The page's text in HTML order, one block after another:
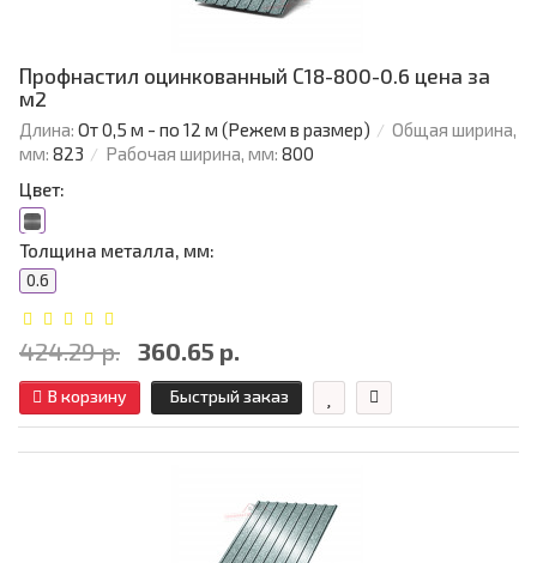
Профнастил оцинкованный С18-800-0.6 цена за
м2
Длина: От 0,5 м - по 12 м (Режем в размер)
Общая ширина,
мм: 823 Рабочая ширина, мм: 800
Цвет:
Толщина металла, мм:
0.6
424.29 р. 360.65 р.
В корзину Быстрый заказ